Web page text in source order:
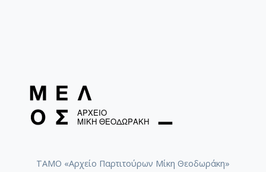
ΤΑΜΟ «Αρχείο Παρτιτούρων Μίκη Θεοδωράκη»